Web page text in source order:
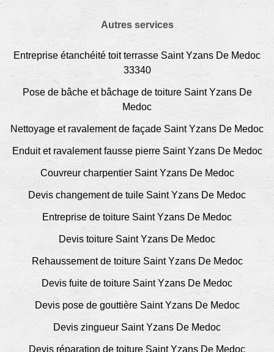
Autres services
Entreprise étanchéité toit terrasse Saint Yzans De Medoc
33340
Pose de bâche et bâchage de toiture Saint Yzans De
Medoc
Nettoyage et ravalement de façade Saint Yzans De Medoc
Enduit et ravalement fausse pierre Saint Yzans De Medoc
Couvreur charpentier Saint Yzans De Medoc
Devis changement de tuile Saint Yzans De Medoc
Entreprise de toiture Saint Yzans De Medoc
Devis toiture Saint Yzans De Medoc
Rehaussement de toiture Saint Yzans De Medoc
Devis fuite de toiture Saint Yzans De Medoc
Devis pose de gouttière Saint Yzans De Medoc
Devis zingueur Saint Yzans De Medoc
Devis réparation de toiture Saint Yzans De Medoc